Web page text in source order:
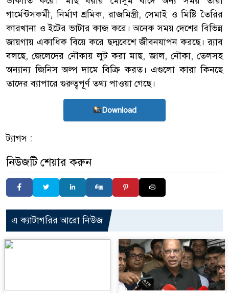
গার্মেন্টসকর্মী, নির্মাণ শ্রমিক, রাজমিস্ত্রী, সেমাই ও মিষ্টি তৈরির
কারখানা ও ইটের ভাটার কাজ করে। অনেক সময় দেশের বিভিন্ন
জায়গায় একাধিক বিয়ে করে ছদ্মবেশে জীবনযাপন করছে। র‌্যাব
বলছে, জেলেদের নৌকায় লুট করা মাছ, জাল, নৌকা, তেলসহ
অন্যান্য জিনিস অল্প দামে বিক্রি করত। এগুলো কারা কিনছে
তাদের ব্যাপারে গুরুত্বপূর্ণ তথ্য পাওয়া গেছে।
Download
ট্যাগস :
নিউজটি শেয়ার করুন
এ ক্যাটাগরির আরো নিউজ